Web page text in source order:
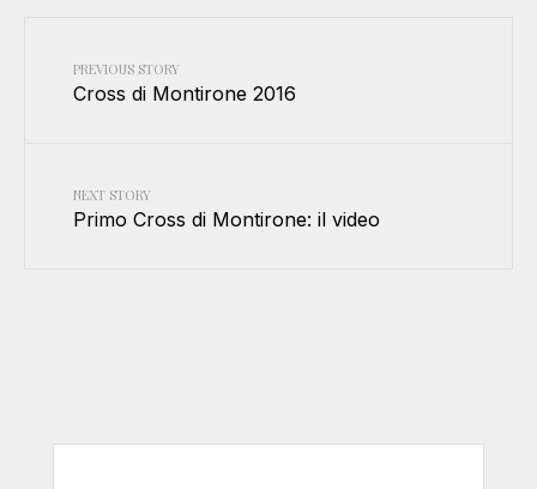
PREVIOUS STORY
Cross di Montirone 2016
NEXT STORY
Primo Cross di Montirone: il video